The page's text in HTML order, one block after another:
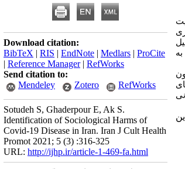
شامل 95 مضمون پایه و 8 مضمون
Download citation:
BibTeX | RIS | EndNote | Medlars | ProCite
| Reference Manager| RefWorks
Send citation to:
Mendeley
Zotero RefWorks
Sotudeh S, Ghaderpour E, Ak S.
Identification of Sociological Harms of
Covid-19 Disease in Iran. Iran J Cult Health
Promot 2021; 5 (3) :316-325
URL: http://ijhp.ir/article-1-469-fa.html